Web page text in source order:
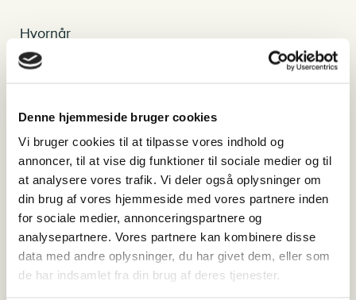
Denne hjemmeside bruger cookies
Vi bruger cookies til at tilpasse vores indhold og
annoncer, til at vise dig funktioner til sociale medier og til
at analysere vores trafik. Vi deler også oplysninger om
din brug af vores hjemmeside med vores partnere inden
for sociale medier, annonceringspartnere og
analysepartnere. Vores partnere kan kombinere disse
data med andre oplysninger, du har givet dem, eller som
de har indsamlet fra din brug af deres tjenester.
Hvornår
tirsdag den 22. oktober 2024 - 19:30-21:00
Pris
Foredrag er gratis for medlemmer af Varde og Ølgod
Museumsforeninger. Ikke-medlemmer betaler 75 kr.
Relateret indhold
onsdag den 23. oktober 2024
Familien på Farten: Tre generationer